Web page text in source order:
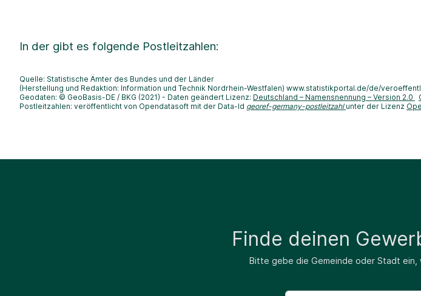
In der gibt es folgende Postleitzahlen:
Quelle: Statistische Ämter des Bundes und der Länder
(Herstellung und Redaktion: Information und Technik Nordrhein-Westfalen) www.statistikportal.de/de/
Geodaten: © GeoBasis-DE / BKG (2021) - Daten geändert Lizenz: Deutschland – Namensnennung – Version 2.0
Postleitzahlen: veröffentlicht von Opendatasoft mit der Data-Id georef-germany-postleitzahl unter der Lizenz
Finde deinen
Bitte gebe die Gemeinde oder Stadt ein,